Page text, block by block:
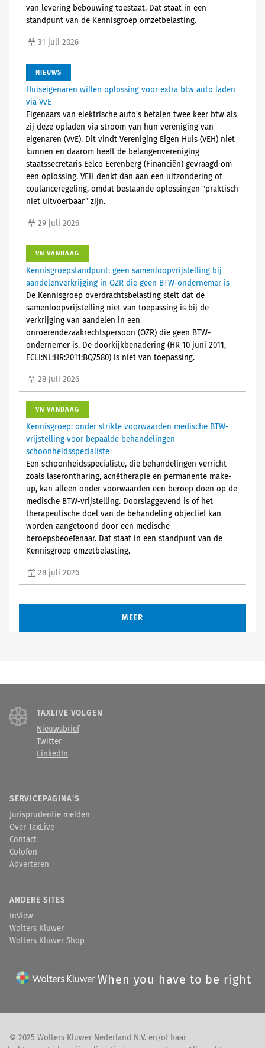
van levering bebouwing toestaat. Dat staat in een
standpunt van de Kennisgroep omzetbelasting.
31 juli 2026
NIEUWS
Huiseigenaren willen oplossing voor extra btw auto laden
via VvE
Eigenaars van elektrische auto's betalen twee keer btw als
zij deze opladen via stroom van hun vereniging van
eigenaren (VvE). Dit vindt Vereniging Eigen Huis (VEH) niet
kunnen en daarom heeft de belangenvereniging
staatssecretaris Eelco Eerenberg (Financiën) gevraagd om
een oplossing. VEH denkt dan aan een uitzondering of
coulanceregeling, omdat bestaande oplossingen "praktisch
niet uitvoerbaar" zijn.
29 juli 2026
VN VANDAAG
Kennisgroepstandpunt: geen samenloopvrijstelling bij
aandelenverkrijging in OZR die geen BTW-ondernemer is
De Kennisgroep overdrachtsbelasting stelt dat de
samenloopvrijstelling niet van toepassing is bij de
verkrijging van aandelen in een
onroerendezaakrechtspersoon (OZR) die geen BTW-
ondernemer is. De doorkijkbenadering (HR 10 juni 2011,
ECLI:NL:HR:2011:BQ7580) is niet van toepassing.
28 juli 2026
VN VANDAAG
Kennisgroep: onder strikte voorwaarden medische BTW-
vrijstelling voor bepaalde behandelingen
schoonheidsspecialiste
Een schoonheidsspecialiste, die behandelingen verricht
zoals laserontharing, acnétherapie en permanente make-
up, kan alleen onder voorwaarden een beroep doen op de
medische BTW-vrijstelling. Doorslaggevend is of het
therapeutische doel van de behandeling objectief kan
worden aangetoond door een medische
beroepsbeoefenaar. Dat staat in een standpunt van de
Kennisgroep omzetbelasting.
28 juli 2026
MEER
TAXLIVE VOLGEN
Nieuwsbrief
Twitter
LinkedIn
SERVICEPAGINA'S
Jurisprudentie melden
Over TaxLive
Contact
Colofon
Adverteren
ANDERE SITES
InView
Wolters Kluwer
Wolters Kluwer Shop
When you have to be right
© 2025 Wolters Kluwer Nederland N.V. en/of haar